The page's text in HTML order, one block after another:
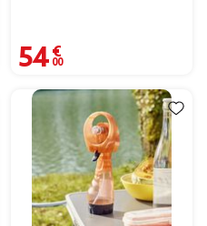
54,00 €